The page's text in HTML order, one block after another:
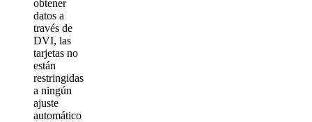
obtener
datos a
través de
DVI, las
tarjetas no
están
restringidas
a ningún
ajuste
automático